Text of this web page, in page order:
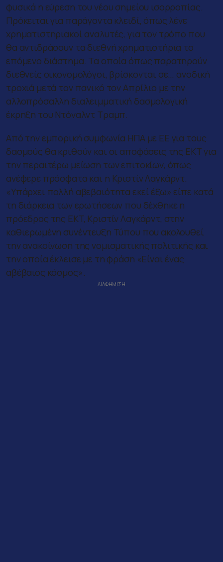
φυσικά η εύρεση του νέου σημείου ισορροπίας.
Πρόκειται για παράγοντα κλειδί, όπως λένε
χρηματιστηριακοί αναλυτές, για τον τρόπο που
θα αντιδράσουν τα διεθνή χρηματιστήρια το
επόμενο διάστημα. Τα οποία όπως παρατηρούν
διεθνείς οικονομολόγοι, βρίσκονται σε… ανοδική
τροχιά μετά τον πανικό τον Απρίλιο με την
αλλοπρόσαλλη διαλειμματική δασμολογική
έκρηξη του Ντόναλντ Τραμπ.
Από την εμπορική συμφωνία ΗΠΑ με ΕΕ για τους
δασμούς θα κριθούν και οι αποφάσεις της ΕΚΤ για
την περαιτέρω μείωση των επιτοκίων, όπως
ανέφερε πρόσφατα και η Κριστίν Λαγκάρντ.
«Υπάρχει πολλή αβεβαιότητα εκεί έξω» είπε κατά
τη διάρκεια των ερωτήσεων που δέχθηκε η
πρόεδρος της EKT, Κριστίν Λαγκάρντ, στην
καθιερωμένη συνέντευξη Τύπου που ακολουθεί
την ανακοίνωση της νομισματικής πολιτικής και
την οποία έκλεισε με τη φράση «Είναι ένας
αβέβαιος κόσμος».